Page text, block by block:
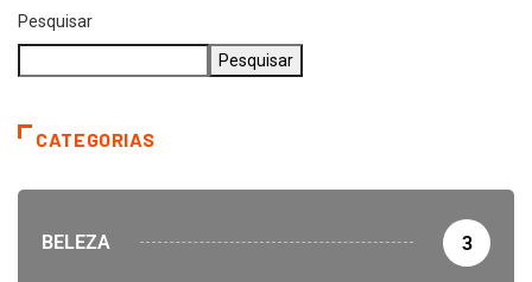
Pesquisar
Pesquisar
CATEGORIAS
BELEZA 3